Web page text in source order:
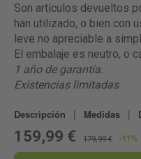
Son artículos devueltos
han utilizado, o bien con
leve no apreciable a
El embalaje es neutro, o
1 año de garantía.
Existencias limitadas
Descripción | Medidas |
159,99 € 179,99 € -11%